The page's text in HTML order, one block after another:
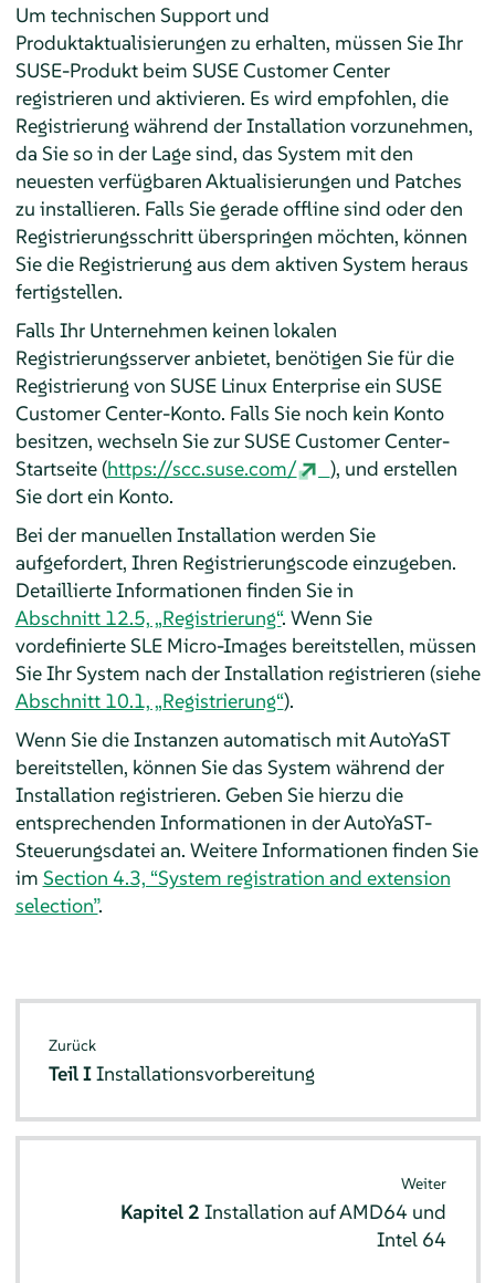
Um technischen Support und
Produktaktualisierungen zu erhalten, müssen Sie Ihr
SUSE-Produkt beim SUSE Customer Center
registrieren und aktivieren. Es wird empfohlen, die
Registrierung während der Installation vorzunehmen,
da Sie so in der Lage sind, das System mit den
neuesten verfügbaren Aktualisierungen und Patches
zu installieren. Falls Sie gerade offline sind oder den
Registrierungsschritt überspringen möchten, können
Sie die Registrierung aus dem aktiven System heraus
fertigstellen.
Falls Ihr Unternehmen keinen lokalen
Registrierungsserver anbietet, benötigen Sie für die
Registrierung von SUSE Linux Enterprise ein SUSE
Customer Center-Konto. Falls Sie noch kein Konto
besitzen, wechseln Sie zur SUSE Customer Center-
Startseite (https://scc.suse.com/
), und erstellen
Sie dort ein Konto.
Bei der manuellen Installation werden Sie
aufgefordert, Ihren Registrierungscode einzugeben.
Detaillierte Informationen finden Sie in
Abschnitt 12.5, „Registrierung“. Wenn Sie
vordefinierte SLE Micro-Images bereitstellen, müssen
Sie Ihr System nach der Installation registrieren (siehe
Abschnitt 10.1, „Registrierung“).
Wenn Sie die Instanzen automatisch mit AutoYaST
bereitstellen, können Sie das System während der
Installation registrieren. Geben Sie hierzu die
entsprechenden Informationen in der AutoYaST-
Steuerungsdatei an. Weitere Informationen finden Sie
im Section 4.3, “System registration and extension
selection”.
Zurück
Teil IInstallationsvorbereitung
Weiter
Kapitel 2 Installation auf AMD64 und
Intel 64